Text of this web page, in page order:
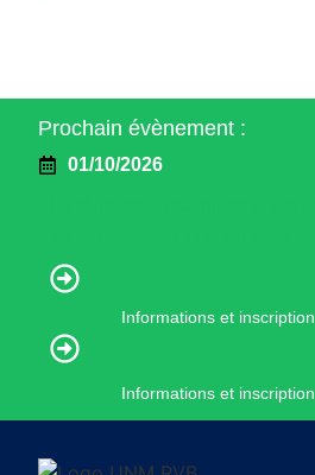
Prochain évènement :
01/10/2026
Informations et inscription
Informations et inscription